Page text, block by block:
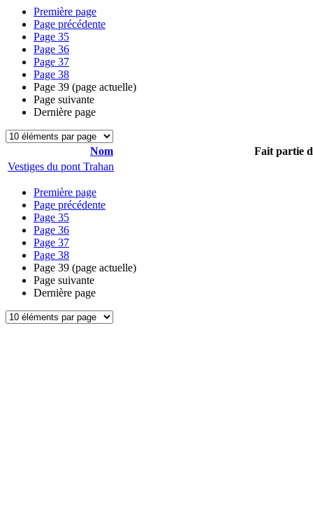
Première page
Page précédente
Page 35
Page 36
Page 37
Page 38
Page 39 (page actuelle)
Page suivante
Dernière page
Nom
Fait partie
Vestiges du pont Trahan
Première page
Page précédente
Page 35
Page 36
Page 37
Page 38
Page 39 (page actuelle)
Page suivante
Dernière page